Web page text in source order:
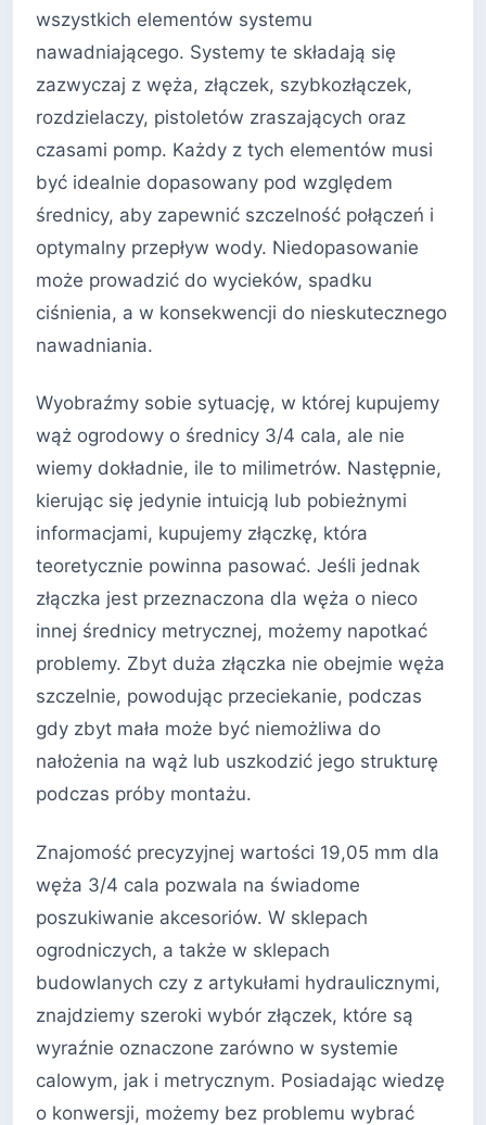
wszystkich elementów systemu
nawadniającego. Systemy te składają się
zazwyczaj z węża, złączek, szybkozłączek,
rozdzielaczy, pistoletów zraszających oraz
czasami pomp. Każdy z tych elementów musi
być idealnie dopasowany pod względem
średnicy, aby zapewnić szczelność połączeń i
optymalny przepływ wody. Niedopasowanie
może prowadzić do wycieków, spadku
ciśnienia, a w konsekwencji do nieskutecznego
nawadniania.
Wyobraźmy sobie sytuację, w której kupujemy
wąż ogrodowy o średnicy 3/4 cala, ale nie
wiemy dokładnie, ile to milimetrów. Następnie,
kierując się jedynie intuicją lub pobieżnymi
informacjami, kupujemy złączkę, która
teoretycznie powinna pasować. Jeśli jednak
złączka jest przeznaczona dla węża o nieco
innej średnicy metrycznej, możemy napotkać
problemy. Zbyt duża złączka nie obejmie węża
szczelnie, powodując przeciekanie, podczas
gdy zbyt mała może być niemożliwa do
nałożenia na wąż lub uszkodzić jego strukturę
podczas próby montażu.
Znajomość precyzyjnej wartości 19,05 mm dla
węża 3/4 cala pozwala na świadome
poszukiwanie akcesoriów. W sklepach
ogrodniczych, a także w sklepach
budowlanych czy z artykułami hydraulicznymi,
znajdziemy szeroki wybór złączek, które są
wyraźnie oznaczone zarówno w systemie
calowym, jak i metrycznym. Posiadając wiedzę
o konwersji, możemy bez problemu wybrać